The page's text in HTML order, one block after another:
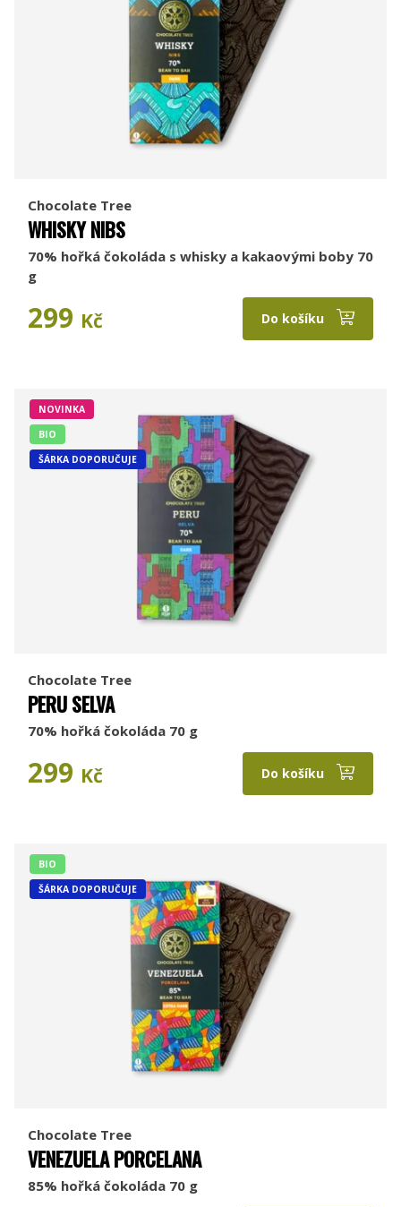
Chocolate Tree
WHISKY NIBS
70% hořká čokoláda s whisky a kakaovými boby 70
g
299 Kč Do košíku
NOVINKA
BIO
ŠÁRKA DOPORUČUJE
Chocolate Tree
PERU SELVA
70% hořká čokoláda 70 g
299 Kč Do košíku
BIO
ŠÁRKA DOPORUČUJE
Chocolate Tree
VENEZUELA PORCELANA
85% hořká čokoláda 70 g